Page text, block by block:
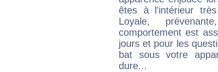
êtes à l'intérieur
Loyale,
comportement est
jours et pour les
bat sous votre
dure...